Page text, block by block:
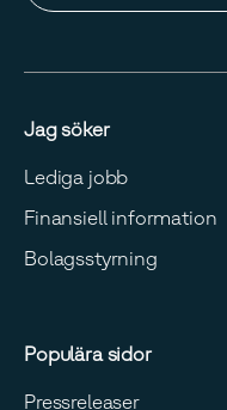
Jag söker
Lediga jobb
Finansiell information
Bolagsstyrning
Populära sidor
Pressreleaser